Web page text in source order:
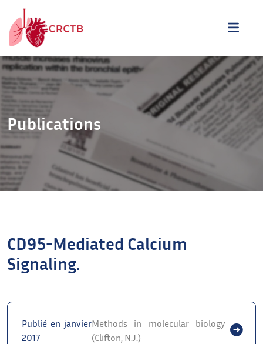
Aller au contenu
Publications
CD95-Mediated Calcium
Signaling.
Publié en janvier
2017
Methods in molecular biology
(Clifton, N.J.)